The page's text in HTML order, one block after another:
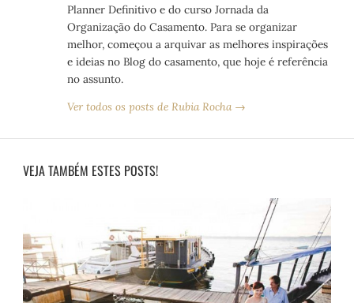
Planner Definitivo e do curso Jornada da
Organização do Casamento. Para se organizar
melhor, começou a arquivar as melhores inspirações
e ideias no Blog do casamento, que hoje é referência
no assunto.
Ver todos os posts de Rubia Rocha →
VEJA TAMBÉM ESTES POSTS!